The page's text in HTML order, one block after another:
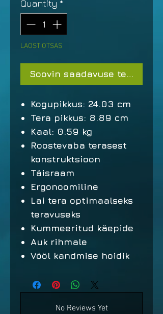
Quantity *
LAOST OTSAS
Soovin saadavuse teavitust
Kogupikkus: 24.03 cm
Tera pikkus: 8.89 cm
Kaal: 0.59 kg
Roostevaba terasest
konstruktsioon
Täisraam
Ergonoomiline
Lai tera optimaalseks
teravuseks
Kummeeritud käepide
Auk rihmale
Vööl kandmise hoidik
No Reviews Yet